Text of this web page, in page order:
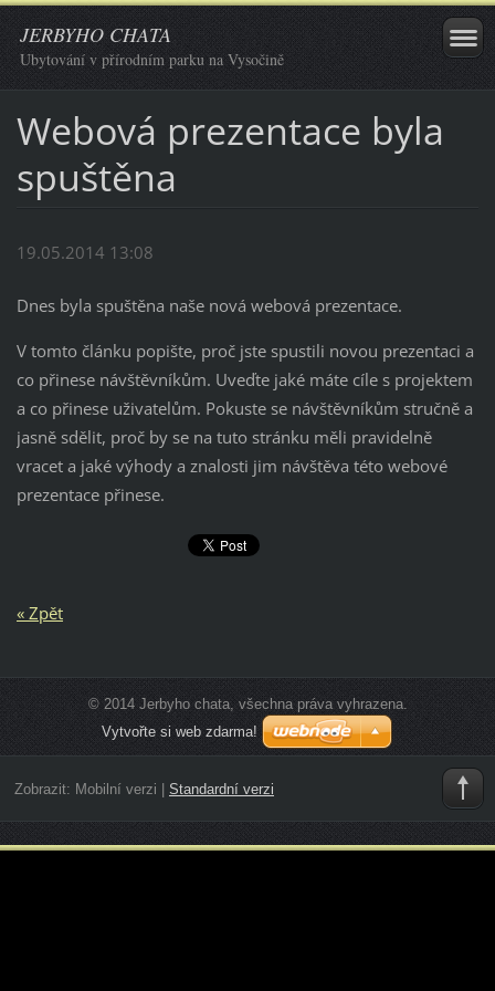
JERBYHO CHATA
Ubytování v přírodním parku na Vysočině
Webová prezentace byla
spuštěna
19.05.2014 13:08
Dnes byla spuštěna naše nová webová prezentace.
V tomto článku popište, proč jste spustili novou prezentaci a
co přinese návštěvníkům. Uveďte jaké máte cíle s projektem
a co přinese uživatelům. Pokuste se návštěvníkům stručně a
jasně sdělit, proč by se na tuto stránku měli pravidelně
vracet a jaké výhody a znalosti jim návštěva této webové
prezentace přinese.
« Zpět
© 2014 Jerbyho chata, všechna práva vyhrazena.
Vytvořte si web zdarma!
Zobrazit: Mobilní verzi Standardní verzi